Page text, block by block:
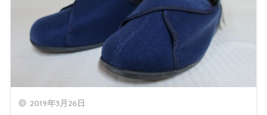
2019年3月26日